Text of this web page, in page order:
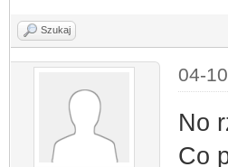
Szukaj
04-
No
Co